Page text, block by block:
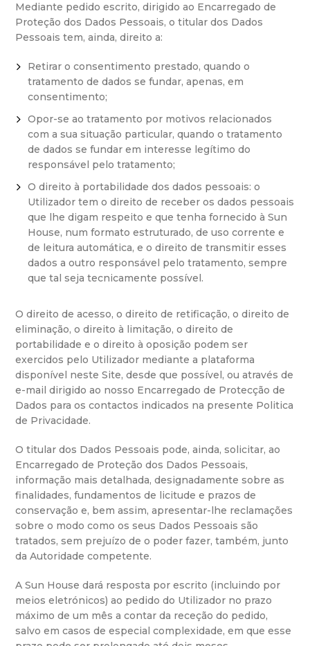
Mediante pedido escrito, dirigido ao Encarregado de
Proteção dos Dados Pessoais, o titular dos Dados
Pessoais tem, ainda, direito a:
Retirar o consentimento prestado, quando o
tratamento de dados se fundar, apenas, em
consentimento;
Opor-se ao tratamento por motivos relacionados
com a sua situação particular, quando o tratamento
de dados se fundar em interesse legítimo do
responsável pelo tratamento;
O direito à portabilidade dos dados pessoais: o
Utilizador tem o direito de receber os dados pessoais
que lhe digam respeito e que tenha fornecido à Sun
House, num formato estruturado, de uso corrente e
de leitura automática, e o direito de transmitir esses
dados a outro responsável pelo tratamento, sempre
que tal seja tecnicamente possível.
O direito de acesso, o direito de retificação, o direito de
eliminação, o direito à limitação, o direito de
portabilidade e o direito à oposição podem ser
exercidos pelo Utilizador mediante a plataforma
disponível neste Site, desde que possível, ou através de
e-mail dirigido ao nosso Encarregado de Protecção de
Dados para os contactos indicados na presente Politica
de Privacidade.
O titular dos Dados Pessoais pode, ainda, solicitar, ao
Encarregado de Proteção dos Dados Pessoais,
informação mais detalhada, designadamente sobre as
finalidades, fundamentos de licitude e prazos de
conservação e, bem assim, apresentar-lhe reclamações
sobre o modo como os seus Dados Pessoais são
tratados, sem prejuízo de o poder fazer, também, junto
da Autoridade competente.
A Sun House dará resposta por escrito (incluindo por
meios eletrónicos) ao pedido do Utilizador no prazo
máximo de um mês a contar da receção do pedido,
salvo em casos de especial complexidade, em que esse